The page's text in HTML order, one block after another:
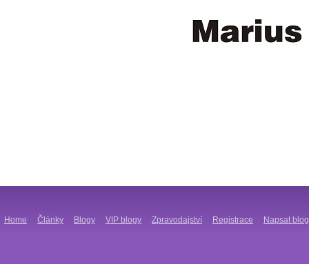
Home Články Blogy VIP blogy Zpravodajství Registrace Napsat blog